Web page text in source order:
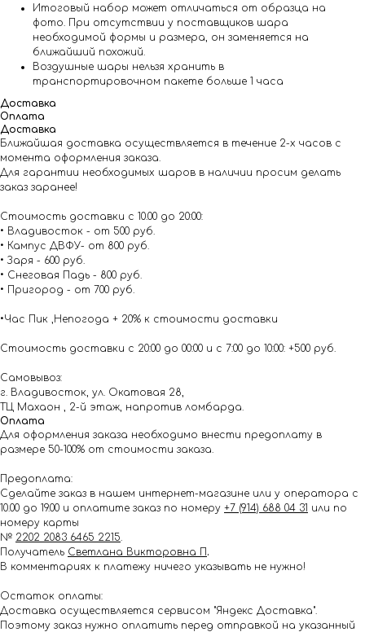
Итоговый набор может отличаться от образца на
фото. При отсутствии у поставщиков шара
необходимой формы и размера, он заменяется на
ближайший похожий.
Воздушные шары нельзя хранить в
транспортировочном пакете больше 1 часа
Доставка
Оплата
Доставка
Ближайшая доставка осуществляется в течение 2-х часов с
момента оформления заказа.
Для гарантии необходимых шаров в наличии просим делать
заказ заранее!
Стоимость доставки с 10.00 до 20:00:
• Владивосток - от 500 руб.
• Кампус ДВФУ- от 800 руб.
• Заря - 600 руб.
• Снеговая Падь - 800 руб.
• Пригород - от 700 руб.
•Час Пик ,Непогода + 20% к стоимости доставки
Стоимость доставки с 20:00 до 00:00 и с 7:00 до 10:00: +500 руб.
Самовывоз:
г. Владивосток, ул. Окатовая 28,
ТЦ Махаон , 2-й этаж, напротив ломбарда.
Оплата
Для оформления заказа необходимо внести предоплату в
размере 50-100% от стоимости заказа.
Предоплата:
Сделайте заказ в нашем интернет-магазине или у оператора с
10.00 до 19.00 и оплатите заказ по номеру +7 (914) 688 04 31 или по
номеру карты
№ 2202 2083 6465 2215.
Получатель Светлана Викторовна П .
В комментариях к платежу ничего указывать не нужно!
Остаток оплаты:
Доставка осуществляется сервисом "Яндекс Доставка".
Поэтому заказ нужно оплатить перед отправкой на указанный